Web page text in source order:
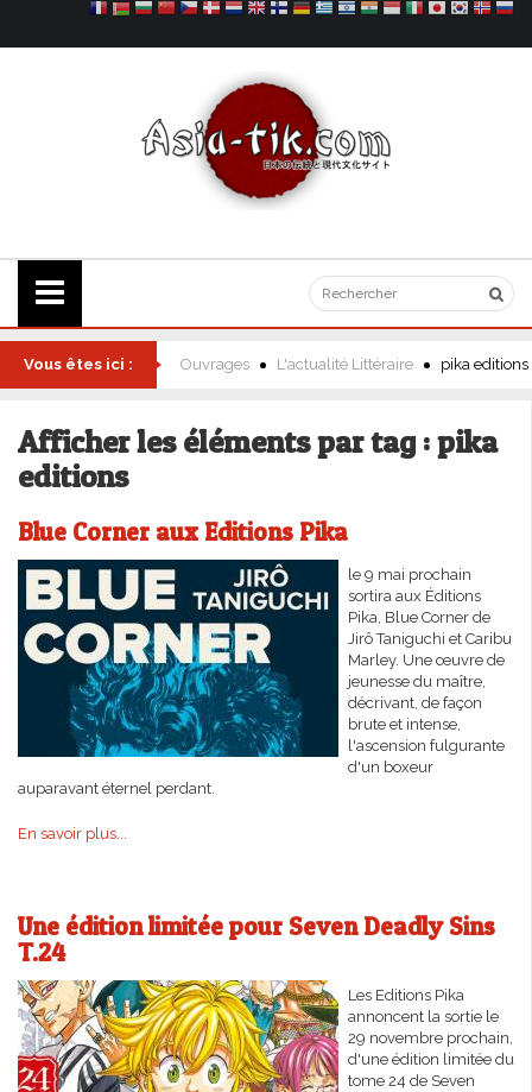
Vous êtes ici : Ouvrages L'actualité Littéraire pika editions
Afficher les éléments par tag : pika
editions
Blue Corner aux Editions Pika
le 9 mai prochain
sortira aux Éditions
Pika, Blue Corner de
Jirô Taniguchi et Caribu
Marley. Une œuvre de
jeunesse du maître,
décrivant, de façon
brute et intense,
l'ascension fulgurante
d'un boxeur
auparavant éternel perdant.
En savoir plus...
Une édition limitée pour Seven Deadly Sins
T.24
Les Editions Pika
annoncent la sortie le
29 novembre prochain,
d'une édition limitée du
tome 24 de Seven